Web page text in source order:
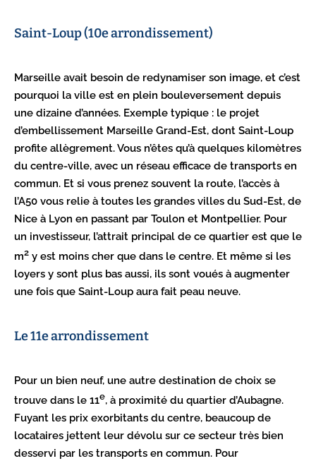
Saint-Loup (10e arrondissement)
Marseille avait besoin de redynamiser son image, et c’est
pourquoi la ville est en plein bouleversement depuis
une dizaine d’années. Exemple typique : le projet
d’embellissement Marseille Grand-Est, dont Saint-Loup
profite allègrement. Vous n’êtes qu’à quelques kilomètres
du centre-ville, avec un réseau efficace de transports en
commun. Et si vous prenez souvent la route, l’accès à
l’A50 vous relie à toutes les grandes villes du Sud-Est, de
Nice à Lyon en passant par Toulon et Montpellier. Pour
un investisseur, l’attrait principal de ce quartier est que le
m2 y est moins cher que dans le centre. Et même si les
loyers y sont plus bas aussi, ils sont voués à augmenter
une fois que Saint-Loup aura fait peau neuve.
Le 11e arrondissement
Pour un bien neuf, une autre destination de choix se
trouve dans le 11e, à proximité du quartier d’Aubagne.
Fuyant les prix exorbitants du centre, beaucoup de
locataires jettent leur dévolu sur ce secteur très bien
desservi par les transports en commun. Pour